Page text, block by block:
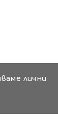
лични